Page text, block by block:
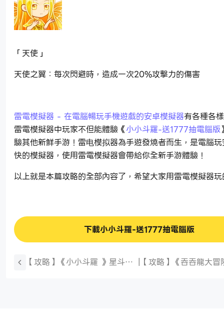
「天使」
天使之翼：每次閃避時，造成一次20%攻擊力的傷害
雷電模擬器 - 在電腦暢玩手機遊戲的安卓模擬器有各種各
雷電模擬器中玩家不但能體驗《小小斗羅-送1777抽電腦版
驗其他新鮮手游！雷电模拟器為手遊發燒者而生，是電腦
快的模擬器，使用雷電模擬器會帶給你全新手游體驗！
以上就是本篇攻略的全部內容了，希望大家用雷電模擬器
下載小小斗羅-送1777抽電腦版
【攻略】《小小斗羅 》星斗大 | 【攻略】《吞吞龍大冒